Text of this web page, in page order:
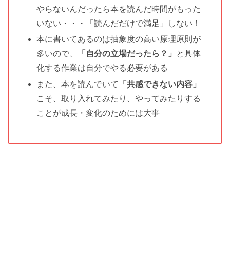
やらないんだったら本を読んだ時間がもった
いない・・・「読んだだけで満足」しない！
本に書いてあるのは抽象度の高い原理原則が
多いので、
「自分の立場だったら？」
と具体
化する作業は自分でやる必要がある
また、本を読んでいて
「共感できない内容」
こそ、取り入れてみたり、やってみたりする
ことが成長・変化のためには大事